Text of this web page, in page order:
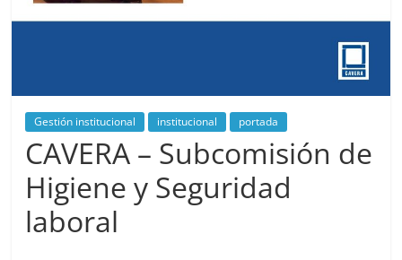
Gestión institucional institucional portada
CAVERA – Subcomisión de
Higiene y Seguridad
laboral